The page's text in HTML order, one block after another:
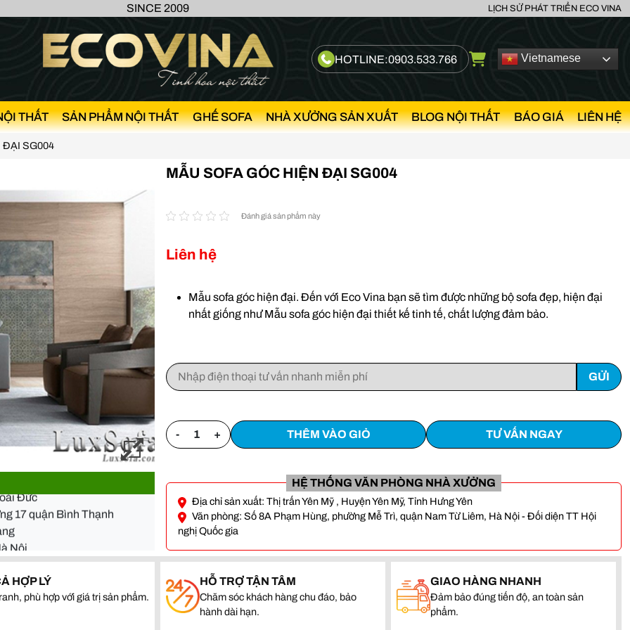
SINCE 2009 LỊCH SỬ PHÁT TRIỂN ECO VINA
HOTLINE:0903.533.766 Vietnamese
THẤT SẢN PHẨM NỘI THẤT GHẾ SOFA NHÀ XƯỞNG SẢN XUẤT BLOG NỘI THẤT BÁO GIÁ LIÊN HỆ
ĐẠI SG004
Đà Nẵng
Đức
17 quận Bình Thạnh
Nội
Nẵng
Đức
17 quận Bình Thạnh
MẪU SOFA GÓC HIỆN ĐẠI SG004
Đánh giá sản phẩm này
Liên hệ
Mẫu sofa góc hiện đại. Đến với Eco Vina bạn sẽ tìm được những bộ sofa đẹp, hiện đại
nhất giống như Mẫu sofa góc hiện đại thiết kế tinh tế, chất lượng đảm bảo.
- + THÊM VÀO GIỎ TƯ VẤN NGAY
HỆ THỐNG VĂN PHÒNG NHÀ XƯỞNG
Địa chỉ sản xuất: Thị trấn Yên Mỹ , Huyện Yên Mỹ, Tỉnh Hưng Yên
Văn phòng: Số 8A Phạm Hùng, phường Mễ Trì, quận Nam Từ Liêm, Hà Nội - Đối diện TT Hội
nghị Quốc gia
HỢP LÝ
phù hợp với giá trị sản phẩm.
HỖ TRỢ TẬN TÂM
Chăm sóc khách hàng chu đáo, bảo
hành dài hạn.
GIAO HÀNG NHANH
Đảm bảo đúng tiến độ, an toàn sản
phẩm.